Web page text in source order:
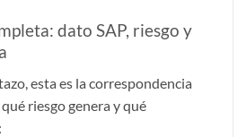
dato SAP, riesgo y
esta es la correspondencia
riesgo genera y qué